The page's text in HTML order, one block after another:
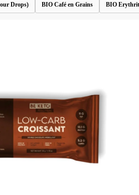
Drops) BIO Café en Grains BIO